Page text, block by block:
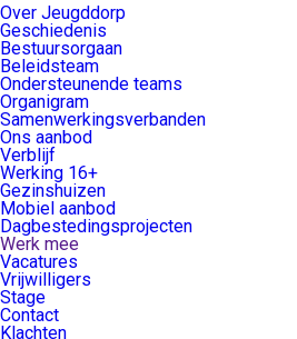
Over Jeugddorp
Geschiedenis
Bestuursorgaan
Beleidsteam
Ondersteunende teams
Organigram
Samenwerkingsverbanden
Ons aanbod
Verblijf
Werking 16+
Gezinshuizen
Mobiel aanbod
Dagbestedingsprojecten
Werk mee
Vacatures
Vrijwilligers
Stage
Contact
Klachten